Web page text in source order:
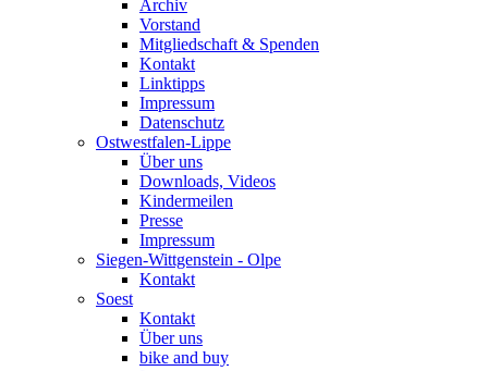
Archiv
Vorstand
Mitgliedschaft & Spenden
Kontakt
Linktipps
Impressum
Datenschutz
Ostwestfalen-Lippe
Über uns
Downloads, Videos
Kindermeilen
Presse
Impressum
Siegen-Wittgenstein - Olpe
Kontakt
Soest
Kontakt
Über uns
bike and buy